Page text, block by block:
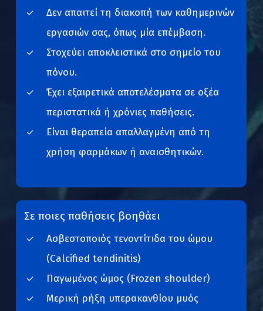
Δεν απαιτεί τη διακοπή των καθημερινών
εργασιών σας, όπως μία επέμβαση.
Στοχεύει αποκλειστικά στο σημείο του
πόνου.
Έχει εξαιρετικά αποτελέσματα σε οξέα
περιστατικά ή χρόνιες παθήσεις.
Είναι θεραπεία απαλλαγμένη από τη
χρήση φαρμάκων ή αναισθητικών.
Σε ποιες παθήσεις βοηθάει
Ασβεστοποιός τενοντίτιδα του ώμου
(Calcified tendinitis)
Παγωμένος ώμος (Frozen shoulder)
Μερική ρήξη υπερακανθίου μυός